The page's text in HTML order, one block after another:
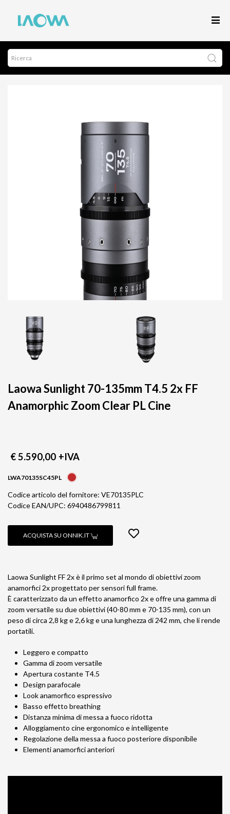
Laowa Sunlight 70-135mm T4.5 2x FF
Anamorphic Zoom Clear PL Cine
€ 5.590,00 +IVA
LWA70135SC45PL
Codice articolo del fornitore: VE70135PLC
Codice EAN/UPC: 6940486799811
ACQUISTA SU ONNIK.IT
Laowa Sunlight FF 2x è il primo set al mondo di obiettivi zoom
anamorfici 2x progettato per sensori full frame.
È caratterizzato da un effetto anamorfico 2x e offre una gamma di
zoom versatile su due obiettivi (40-80 mm e 70-135 mm), con un
peso di circa 2,8 kg e 2,6 kg e una lunghezza di 242 mm, che li rende
portatili.
Leggero e compatto
Gamma di zoom versatile
Apertura costante T4.5
Design parafocale
Look anamorfico espressivo
Basso effetto breathing
Distanza minima di messa a fuoco ridotta
Alloggiamento cine ergonomico e intelligente
Regolazione della messa a fuoco posteriore disponibile
Elementi anamorfici anteriori